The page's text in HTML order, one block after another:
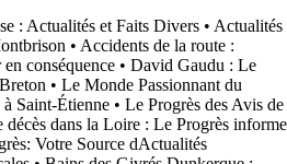
: Actualités et Faits Divers • Actualités
• Accidents de la route :
conséquence • David Gaudu : Le
• Le Monde Passionnant du
Saint-Étienne • Le Progrès des Avis de
décès dans la Loire : Le Progrès informe
Votre Source dActualités